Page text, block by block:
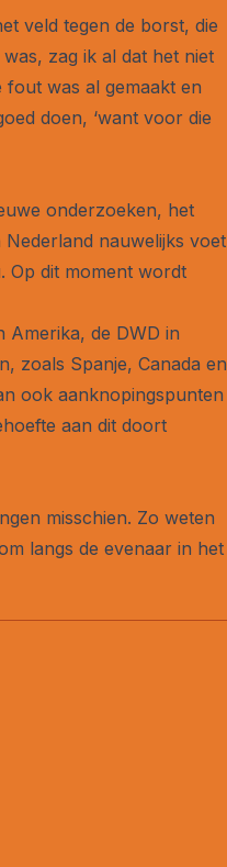
veld tegen de borst, die
zag ik al dat het niet
was al gemaakt en
doen, ‘want voor die
onderzoeken, het
nauwelijks voet
Op dit moment wordt
Amerika, de DWD in
zoals Spanje, Canada en
ook aanknopingspunten
aan dit doort
misschien. Zo weten
langs de evenaar in het